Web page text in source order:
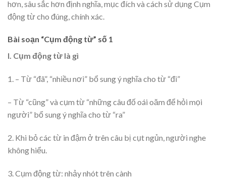
hơn, sâu sắc hơn định nghĩa, mục đích và cách sử dụng Cụm
động từ cho đúng, chính xác.
Bài soạn “Cụm động từ” số 1
I. Cụm động từ là gì
1. – Từ “đã”, “nhiều nơi” bổ sung ý nghĩa cho từ “đi”
– Từ “cũng” và cụm từ “những câu đố oái oăm để hỏi mọi
người” bổ sung ý nghĩa cho từ “ra”
2. Khi bỏ các từ in đậm ở trên câu bị cụt ngủn, người nghe
không hiểu.
3. Cụm động từ: nhảy nhót trên cành